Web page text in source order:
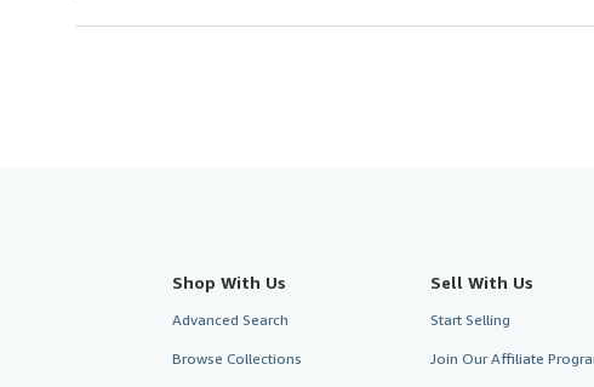
Shop With Us
Advanced Search
Browse Collections
Sell With Us
Start Selling
Join Our Affiliate